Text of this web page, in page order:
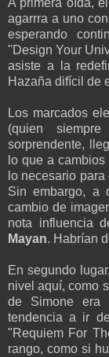
A primera oída,
agarrra a uno
esperando
"Design Your
asiste a la
Hazaña difícil de
Los marcados
(quien
sorprendente,
lo que a
lo necesario
Sin embargo, a
cambio de
nota influencia
Mayan. Habrían
En segundo
nivel aquí, como
de Simone era
tendencia a ir
"Requiem For
rango, como si